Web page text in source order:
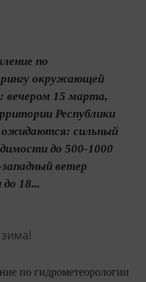
по
окружающей
вечером 15 марта,
Республики
ожидаются: сильный
до 500-1000
ветер
18...
по гидрометеорологии